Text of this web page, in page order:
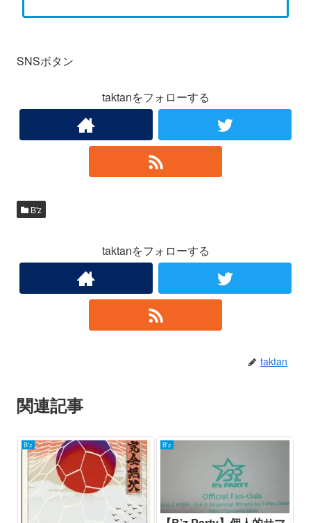
SNSボタン
taktanをフォローする
B'z
taktanをフォローする
taktan
関連記事
B'z B'z